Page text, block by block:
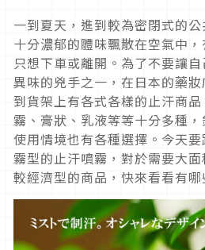
一到夏天，進到較為密閉式的
十分濃郁的體味飄散在空氣中
只想下車或離開。為了不要讓
異味的兇手之一，在日本的藥
到貨架上有各式各樣的止汗商
霧、膏狀、乳液等等十分多種
使用情境也有各種選擇。今天
霧型的止汗噴霧，對於需要大
較經濟型的商品，快來看看有哪